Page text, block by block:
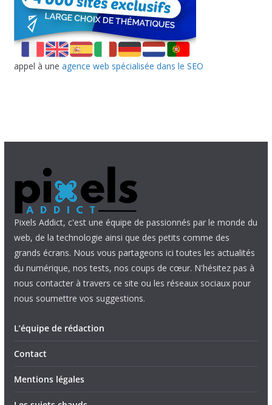
appel à une agence web spécialisée dans le SEO
Pixels Addict, c'est une équipe de passionnés par le monde du
web, de la technologie ainsi que des petits comme des
grands écrans. Nous vous partageons ici toutes les actualités
du numérique, nos tests, nos coups de cœur. N'hésitez pas à
nous contacter à travers ce site ou les réseaux sociaux pour
nous soumettre vos suggestions.
L’équipe de rédaction
Contact
Mentions légales